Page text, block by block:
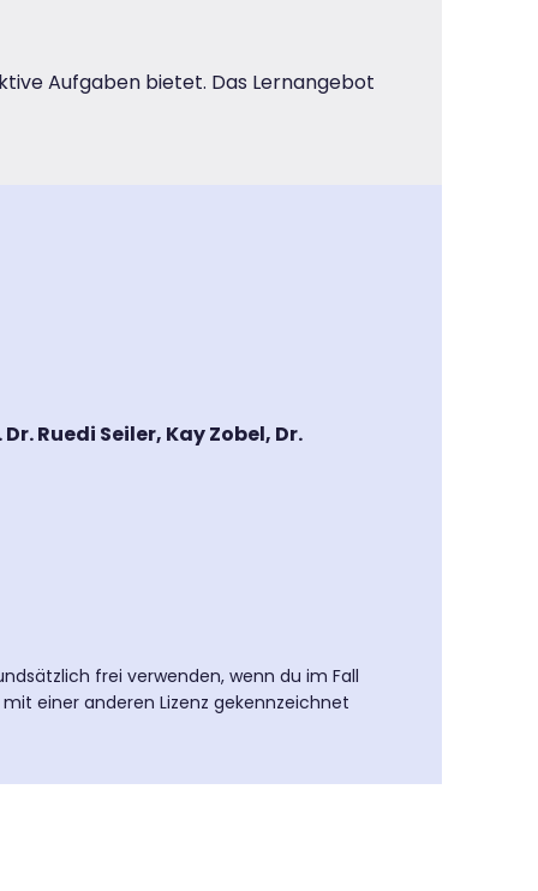
Aufgaben bietet. Das Lernangebot
Ruedi Seiler, Kay Zobel, Dr.
frei verwenden, wenn du im Fall
einer anderen Lizenz gekennzeichnet